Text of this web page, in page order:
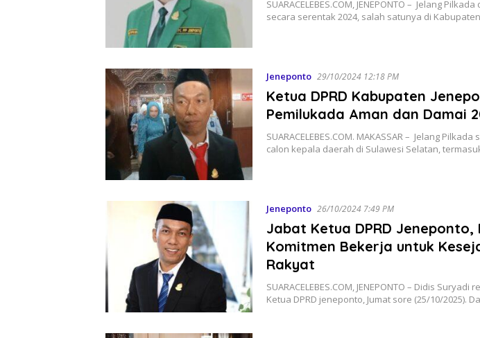
SUARACELEBES.COM, JENEPONTO – Jelang
secara serentak 2024, salah satunya di
Jeneponto 29/10/2024 12:18 PM
Ketua DPRD Kabupaten
Pemilukada Aman dan Damai
SUARACELEBES.COM. MAKASSAR – Jelang
calon kepala daerah di Sulawesi Selatan,
Jeneponto 26/10/2024 7:49 PM
Jabat Ketua DPRD Jeneponto,
Komitmen Bekerja untuk
Rakyat
SUARACELEBES.COM, JENEPONTO – Didis
Ketua DPRD jeneponto, Jumat sore (25/10/2025).